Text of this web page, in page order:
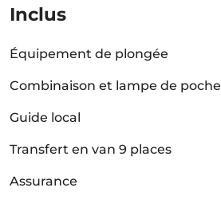
Inclus
Équipement de plongée
Combinaison et lampe de poche
Guide local
Transfert en van 9 places
Assurance